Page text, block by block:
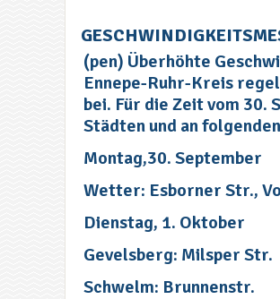
(pen) Überhöhte
Ennepe-Ruhr-Kreis
bei. Für die Zeit vom
Städten und an
Montag,30. September
Wetter: Esborner Str.,
Dienstag, 1. Oktober
Gevelsberg: Milsper Str.
Schwelm: Brunnenstr.